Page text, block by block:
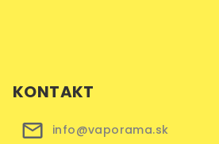
KONTAKT
info@vaporama.sk